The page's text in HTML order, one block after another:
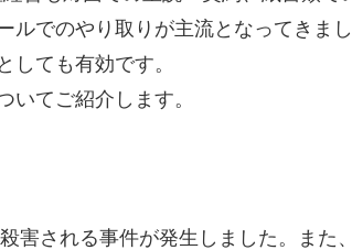
ルでのやり取りが主流となってきま
しても有効です。
てご紹介します。
害される事件が発生しました。また